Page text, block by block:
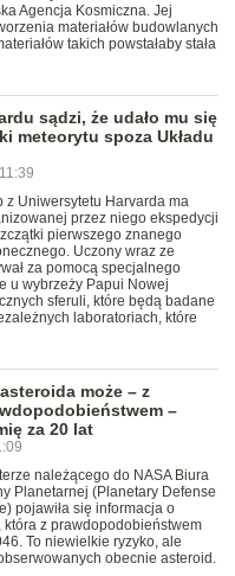
Agencja Kosmiczna. Jej
materiałów budowlanych
takich powstałaby stała
sądzi, że udało mu się
meteorytu spoza Układu
z Uniwersytetu Harvarda ma
przez niego ekspedycji
pierwszego znanego
Uczony wraz ze
za pomocą specjalnego
u wybrzeży Papui Nowej
sferuli, które będą badane
laboratoriach, które
może – z
–
za 20 lat
należącego do NASA Biura
Planetarnej (Planetary Defense
pojawiła się informacja o
z prawdopodobieństwem
To niewielkie ryzyko, ale
obecnie asteroid.